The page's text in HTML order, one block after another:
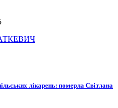
лікарень: померла Світлана